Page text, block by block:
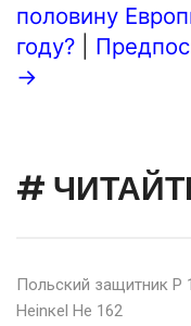
половину
году?
→
#
Польский защитник P
Heinкеl Не 162